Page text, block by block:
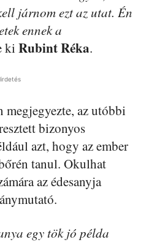
járnom ezt az utat. Én
ennek a
ki Rubint Réka.
megjegyezte, az utóbbi
bizonyos
azt, hogy az ember
tanul. Okulhat
az édesanyja
egy tök jó példa